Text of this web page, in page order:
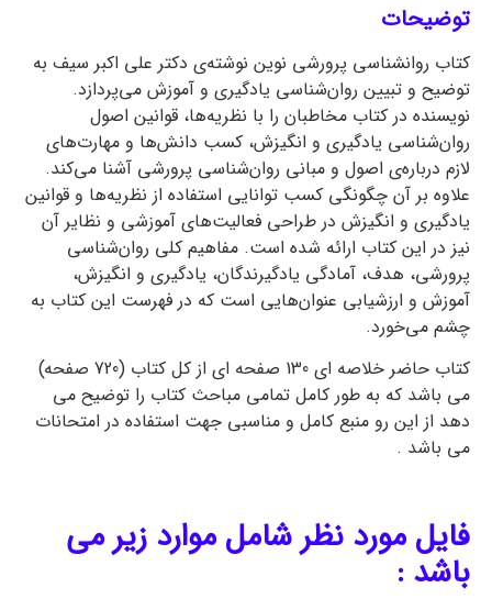
توضیحات
کتاب روانشناسی پرورشی نوین نوشته‌ی دکتر علی اکبر سيف به
توضیح و تبیین روان‌‌شناسی یادگیری و آموزش می‌پردازد.
نویسنده در كتاب مخاطبان را با نظریه‌ها، قوانین اصول
روان‌شناسی یادگیری و انگیزش، كسب دانش‌ها و مهارت‌های
لازم درباره‌ی اصول و مبانی روان‌شناسی پرورشی آشنا می‌کند.
علاوه بر آن چگونگی كسب توانایی استفاده از نظریه‌ها و قوانین
یادگیری و انگیزش در طراحی فعالیت‌های آموزشی و نظایر آن
نیز در این کتاب ارائه شده است. مفاهیم كلی روان‌شناسی
پرورشی، هدف، آمادگی یادگیرندگان، یادگیری و انگیزش،
آموزش و ارزشیابی عنوان‌هایی است که در فهرست این کتاب به
چشم می‌خورد.
کتاب حاضر خلاصه ای 130 صفحه ای از کل کتاب (720 صفحه)
می باشد که به طور کامل تمامی مباحث کتاب را توضیح می
دهد از این رو منبع کامل و مناسبی جهت استفاده در امتحانات
می باشد .
فایل مورد نظر شامل موارد زیر می
باشد :